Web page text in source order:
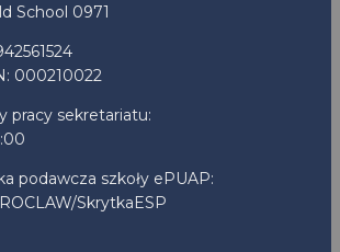
School 0971
000210022
pracy sekretariatu:
podawcza szkoły ePUAP:
SkrytkaESP